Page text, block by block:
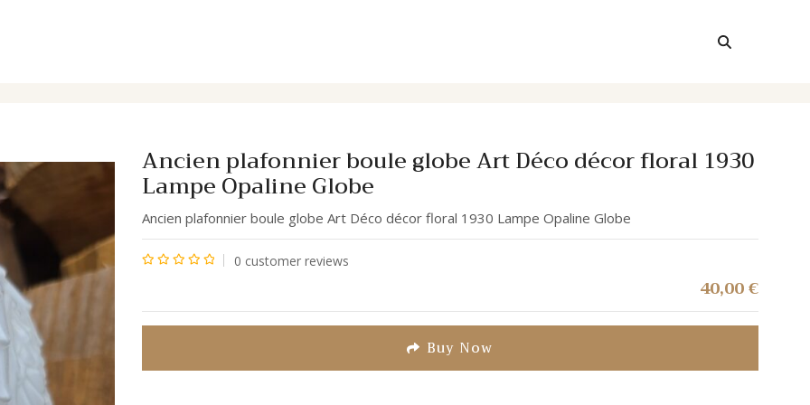
Ancien plafonnier boule globe Art Déco décor floral 1930
Lampe Opaline Globe
Ancien plafonnier boule globe Art Déco décor floral 1930 Lampe Opaline Globe
sur
0 customer reviews
40,00€
Buy Now